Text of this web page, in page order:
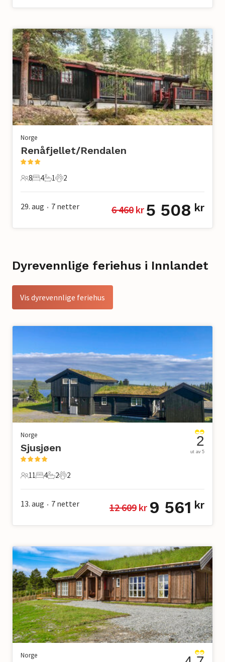
Norge
Renåfjellet/Rendalen
8 Gjester
8
4 Soverom
4
1 Bad
1
2 Kjæledyr
2
29. aug • 7 netter 6 460 kr 5 508 kr
Dyrevennlige feriehus i Innlandet
Vis dyrevennlige feriehus
Norge
Sjusjøen
11 Gjester
11
4 Soverom
4
2 Bad
2
2 Kjæledyr
2
2
ut av 5
13. aug • 7 netter 12 609 kr 9 561 kr
Norge